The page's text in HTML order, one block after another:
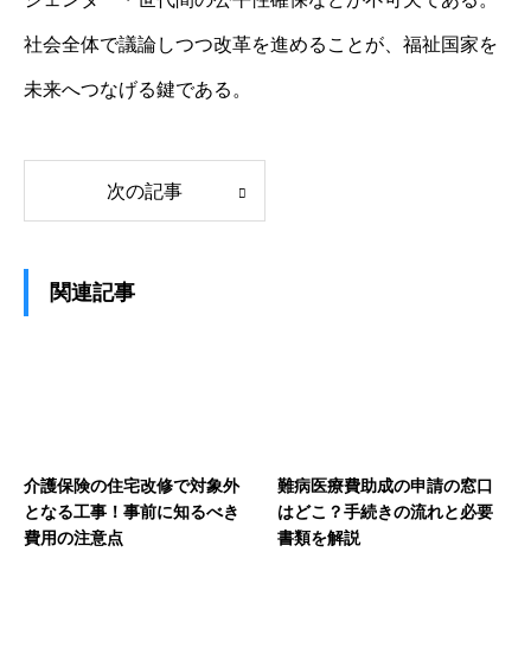
社会全体で議論しつつ改革を進めることが、福祉国家を
未来へつなげる鍵である。
次の記事
関連記事
介護保険の住宅改修で対象外
となる工事！事前に知るべき
費用の注意点
難病医療費助成の申請の窓口
はどこ？手続きの流れと必要
書類を解説